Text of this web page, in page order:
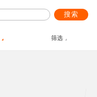
搜索
筛选